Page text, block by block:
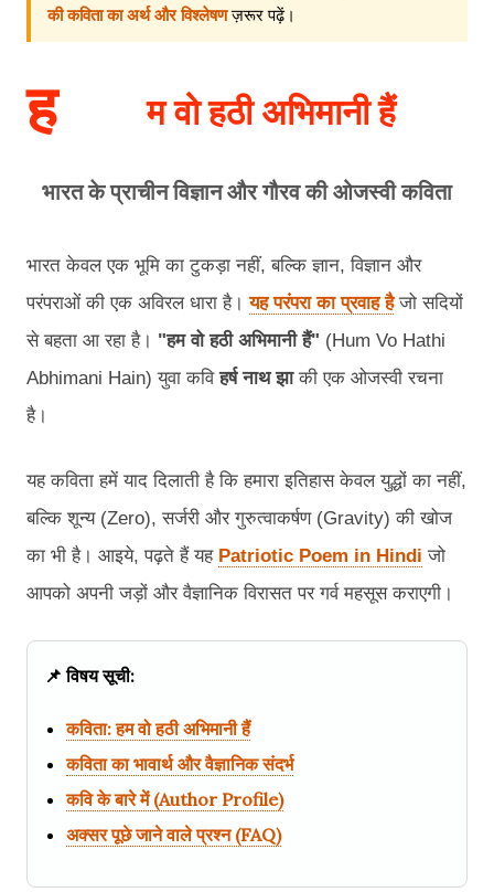
की कविता का अर्थ और विश्लेषणज़रूर पढ़ें।
ह म वो हठी अभिमानी हैं
भारत के प्राचीन विज्ञान और गौरव की ओजस्वी कविता
भारत केवल एक भूमि का टुकड़ा नहीं, बल्कि ज्ञान, विज्ञान और
परंपराओं की एक अविरल धारा है।यह परंपरा का प्रवाह हैजो सदियों
से बहता आ रहा है। "हम वो हठी अभिमानी हैं" (Hum Vo Hathi
Abhimani Hain) युवा कविहर्ष नाथ झाकी एक ओजस्वी रचना
है।
यह कविता हमें याद दिलाती है कि हमारा इतिहास केवल युद्धों का नहीं,
बल्कि शून्य (Zero), सर्जरी और गुरुत्वाकर्षण (Gravity) की खोज
का भी है। आइये, पढ़ते हैं यह Patriotic Poem in Hindi जो
आपको अपनी जड़ों और वैज्ञानिक विरासत पर गर्व महसूस कराएगी।
📌 विषय सूची:
कविता: हम वो हठी अभिमानी हैं
कविता का भावार्थ और वैज्ञानिक संदर्भ
कवि के बारे में (Author Profile)
अक्सर पूछे जाने वाले प्रश्न (FAQ)